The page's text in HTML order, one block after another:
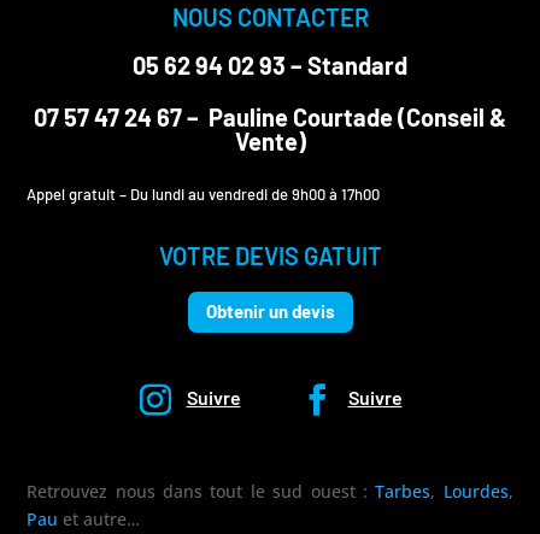
NOUS CONTACTER
05 62 94 02 93 – Standard
07 57 47 24 67– Pauline Courtade (Conseil &
Vente)
Appel gratuit – Du lundi au vendredi de 9h00 à 17h00
VOTRE DEVIS GATUIT
Obtenir un devis
Suivre Suivre
Retrouvez nous dans tout le sud ouest :Tarbes, Lourdes,
Pau et autre…